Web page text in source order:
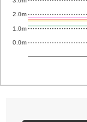
0.0m
1.0m
2.0m